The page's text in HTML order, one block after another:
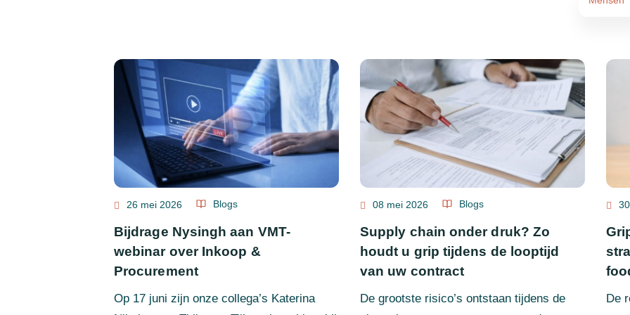
26 mei 2026 Blogs
Bijdrage Nysingh aan VMT-
webinar over Inkoop &
Procurement
Op 17 juni zijn onze collega’s Katerina
08 mei 2026 Blogs
Supply chain onder druk? Zo
houdt u grip tijdens de looptijd
van uw contract
De grootste risico’s ontstaan tijdens de
De